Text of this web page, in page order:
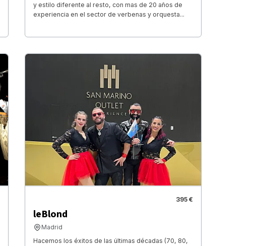
y estilo diferente al resto, con mas de 20 años de
experiencia en el sector de verbenas y orquesta...
395 €
leBlond
Madrid
Hacemos los éxitos de las últimas décadas (70, 80,